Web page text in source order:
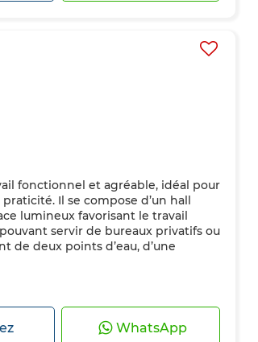
fonctionnel et agréable, idéal pour
Il se compose d’un hall
lumineux favorisant le travail
servir de bureaux privatifs ou
de deux points d’eau, d’une
WhatsApp